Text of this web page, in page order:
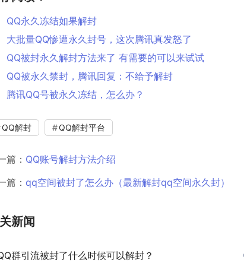
QQ永久冻结如果解封
大批量QQ惨遭永久封号，这次腾讯真发怒了
QQ被封永久解封方法来了 有需要的可以来试试
QQ被永久禁封，腾讯回复：不给予解封
腾讯QQ号被永久冻结，怎么办？
QQ解封 QQ解封平台
篇： QQ账号解封方法介绍
篇： qq空间被封了怎么办（最新解封qq空间永久封）
新闻
群引流被封了什么时候可以解封？